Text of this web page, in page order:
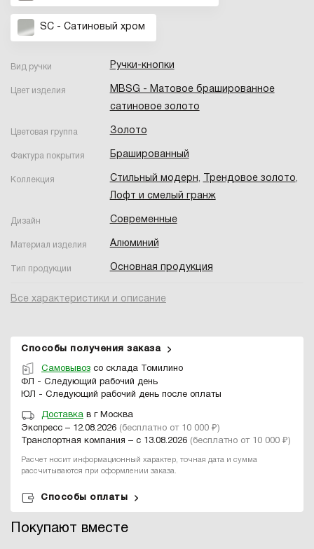
SC - Сатиновый хром
Вид ручки Ручки-кнопки
Цвет изделия
MBSG - Матовое брашированное
сатиновое золото
Цветовая группа Золото
Фактура покрытия Брашированный
Коллекция Стильный модерн, Трендовое золото,
Лофт и смелый гранж
Дизайн Современные
Материал изделия Алюминий
Тип продукции Основная продукция
Все характеристики и описание
Способы получения заказа
Самовывоз со склада Томилино
ФЛ - Следующий рабочий день
ЮЛ - Следующий рабочий день после оплаты
Доставка в г Москва
Экспресс – 12.08.2026 (бесплатно от 10 000 ₽)
Транспортная компания – с 13.08.2026 (бесплатно от 10 000 ₽)
Расчет носит информационный характер, точная дата и сумма
рассчитываются при оформлении заказа.
Способы оплаты
Покупают вместе